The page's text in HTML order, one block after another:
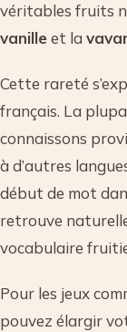
véritables fruits
vanilleet la
Cette rareté
français. La
connaissons
à d’autres
début de mot
retrouve
vocabulaire
Pour les jeux
pouvez élargir